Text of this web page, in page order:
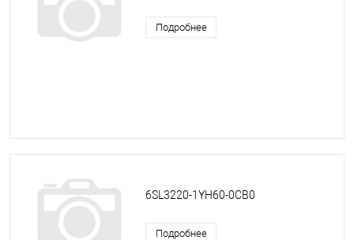
Подробнее
6SL3220-1YH60-0CB0
Подробнее